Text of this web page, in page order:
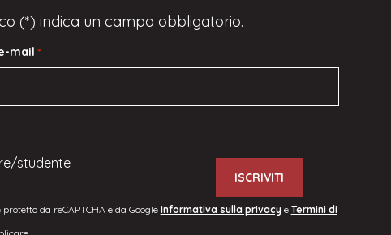
(*) indica un campo obbligatorio.
mail *
studente
da reCAPTCHA e da GoogleInformativa sulla privacye Termini di